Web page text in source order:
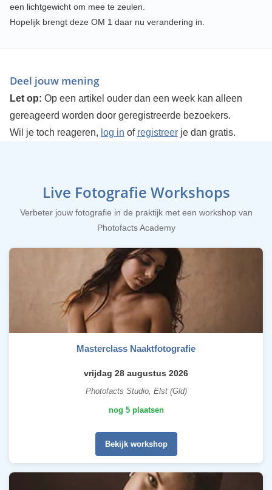
een lichtgewicht om mee te zeulen.
Hopelijk brengt deze OM 1 daar nu verandering in.
Deel jouw mening
Let op: Op een artikel ouder dan een week kan alleen
gereageerd worden door geregistreerde bezoekers.
Wil je toch reageren, log in of registreerje dan gratis.
Live Fotografie Workshops
Verbeter jouw fotografie in de praktijk met een workshop van
Photofacts Academy
Masterclass Naaktfotografie
vrijdag 28 augustus 2026
Photofacts Studio, Elst (Gld)
nog 5 plaatsen
Bekijk workshop